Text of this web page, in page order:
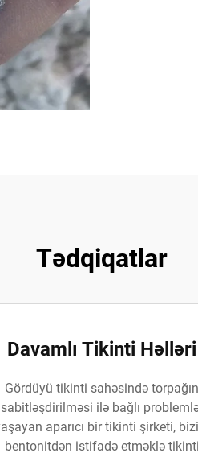
Tədqiqatlar
Davamlı Tikinti Həlləri
Gördüyü tikinti sahəsində torpağın
sabitləşdirilməsi ilə bağlı
aparıcı bir tikinti şirketi,
bentonitdən istifadə etməklə tikinti